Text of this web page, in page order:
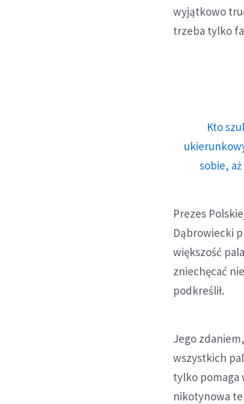
wyjątkowo
trzeba tylko
Kto
sobie,
Prezes
Dąbrowiecki
większość
zniechęcać
podkreślił.
Jego
wszystkich
tylko pomaga
nikotynowa